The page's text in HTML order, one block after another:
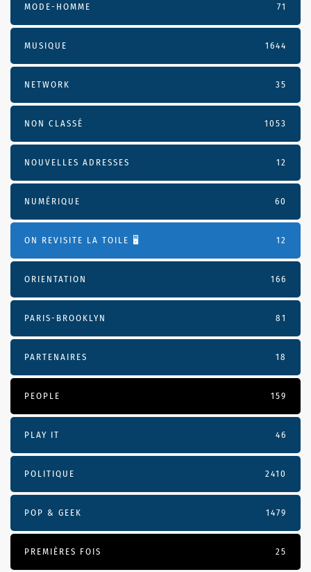
MODE-HOMME 71
MUSIQUE 1644
NETWORK 35
NON CLASSÉ 1053
NOUVELLES ADRESSES 12
NUMÉRIQUE 60
ON REVISITE LA TOILE 🖥️ 12
ORIENTATION 166
PARIS-BROOKLYN 81
PARTENAIRES 18
PEOPLE 159
PLAY IT 46
POLITIQUE 2410
POP & GEEK 1479
PREMIÈRES FOIS 25